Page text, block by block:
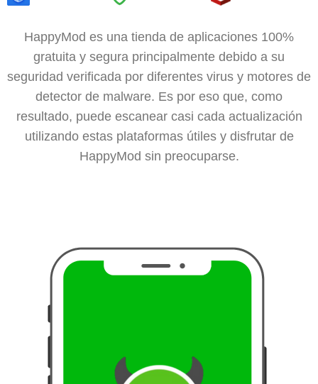
HappyMod es una tienda de aplicaciones 100%
gratuita y segura principalmente debido a su
seguridad verificada por diferentes virus y motores de
detector de malware. Es por eso que, como
resultado, puede escanear casi cada actualización
utilizando estas plataformas útiles y disfrutar de
HappyMod sin preocuparse.